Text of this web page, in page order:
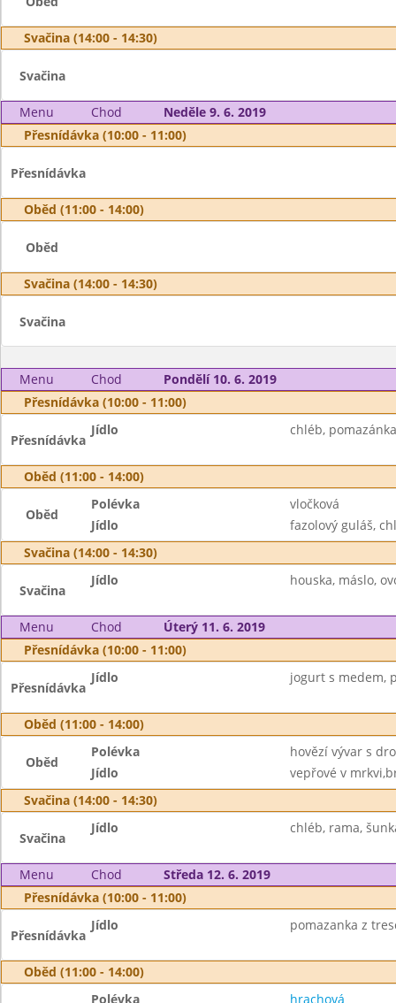
Svačina (14:00 - 14:30)
Svačina
Menu Chod
Neděle 9. 6. 2019
Přesnídávka (10:00 - 11:00)
Přesnídávka
Oběd (11:00 - 14:00)
Oběd
Svačina (14:00 - 14:30)
Svačina
Menu Chod
Pondělí 10. 6. 2019
Přesnídávka (10:00 - 11:00)
Přesnídávka
Jídlo chléb,
Oběd (11:00 - 14:00)
Oběd
Polévka
vločková
Jídlo
fazolový guláš,
Svačina (14:00 - 14:30)
Svačina
Jídlo houska, máslo,
Menu Chod
Úterý 11. 6. 2019
Přesnídávka (10:00 - 11:00)
Přesnídávka
Jídlo jogurt s medem,
Oběd (11:00 - 14:00)
Oběd
Polévka
hovězí vývar s
Jídlo
vepřové v
Svačina (14:00 - 14:30)
Svačina
Jídlo chléb, rama,
Menu Chod
Středa 12. 6. 2019
Přesnídávka (10:00 - 11:00)
Přesnídávka
Jídlo pomazanka z
Oběd (11:00 - 14:00)
Polévka hrachová